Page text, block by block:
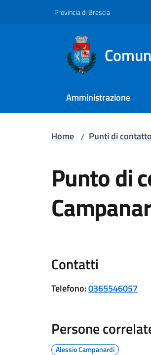
Provincia di Brescia
Amministrazione
Home / Punti di contatto
Punto di
Contatti
Telefono:0365546057
Persone
Alessio Campanardi